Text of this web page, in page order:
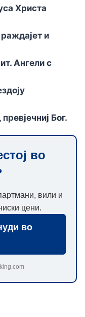
Христа
и
Ангели с
Бог.
во
вили и
цени.
во